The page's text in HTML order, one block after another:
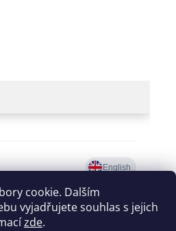
cookie. Dalším
vyjadřujete souhlas s jejich
zde.